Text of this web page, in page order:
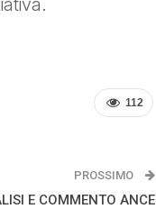
112
PROSSIMO
E COMMENTO ANCE